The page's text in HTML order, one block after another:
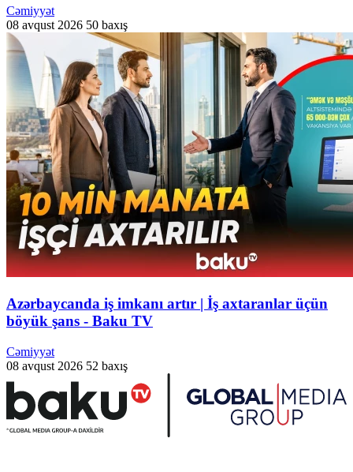
Cəmiyyət
08 avqust 2026 50 baxış
Azərbaycanda iş imkanı artır | İş axtaranlar üçün
böyük şans - Baku TV
Cəmiyyət
08 avqust 2026 52 baxış